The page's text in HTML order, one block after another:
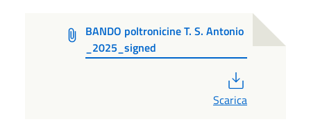
BANDO poltronicine T. S. Antonio
_2025_signed
Scarica